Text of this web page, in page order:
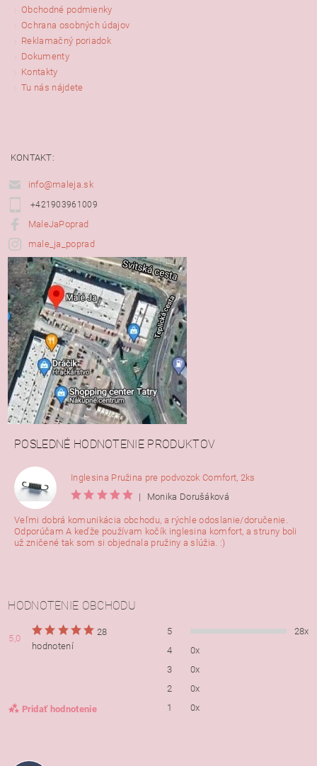
Obchodné podmienky
Ochrana osobných údajov
Reklamačný poriadok
Dokumenty
Kontakty
Tu nás nájdete
KONTAKT:
info@maleja.sk
+421903961009
MaleJaPoprad
male_ja_poprad
POSLEDNÉ HODNOTENIE PRODUKTOV
Inglesina Pružina pre podvozok Comfort, 2ks
|
Monika Dorušáková
Veľmi dobrá komunikácia obchodu, a rýchle odoslanie/doručenie.
Odporúčam A keďže používam kočík inglesina komfort, a struny boli
už zničené tak som si objednala pružiny a slúžia. :)
HODNOTENIE OBCHODU
5,0
28
hodnotení
Pridať hodnotenie
5
28x
4
0x
3
0x
2
0x
1
0x